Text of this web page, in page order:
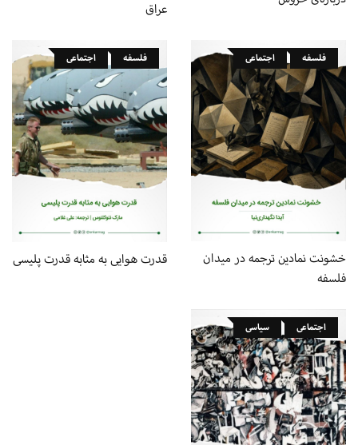
عراق
فلسفه اجتماعی
خشونت نمادین ترجمه در میدان
فلسفه
فلسفه اجتماعی
قدرت هوایی به مثابه قدرت پلیسی
اجتماعی سیاسی